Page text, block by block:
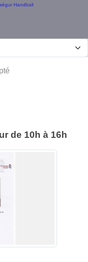
Handball
de 10h à 16h